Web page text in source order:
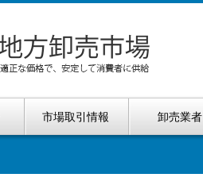
市場取引情報 卸売業者